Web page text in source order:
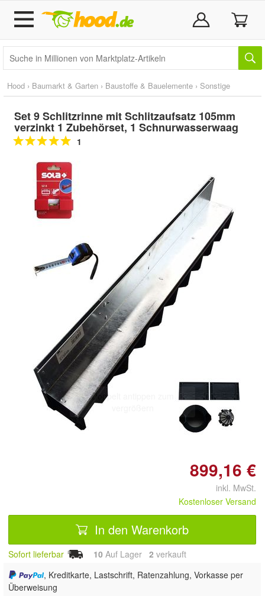
Hood › Baumarkt & Garten › Baustoffe & Bauelemente › Sonstige
Set 9 Schlitzrinne mit Schlitzaufsatz 105mm
verzinkt 1 Zubehörset, 1 Schnurwasserwaag
1
Doppelt antippen zum
899,16 €
inkl. MwSt.
Kostenloser Versand
In den Warenkorb
Sofort lieferbar 10 Auf Lager 2 verkauft
, Kreditkarte, Lastschrift, Ratenzahlung, Vorkasse per
Überweisung